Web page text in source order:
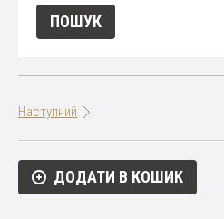
Наступний
ДОДАТИ В КОШИК